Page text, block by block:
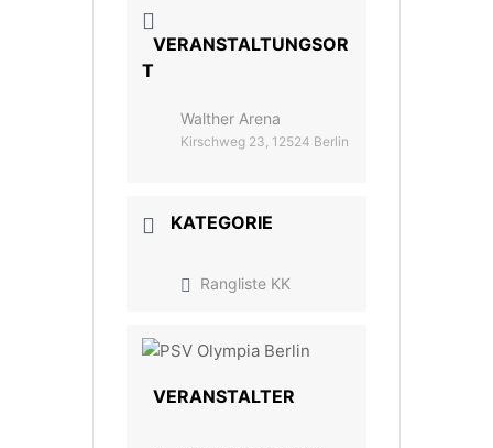
VERANSTALTUNGSOR
T
Walther Arena
Kirschweg 23, 12524 Berlin
KATEGORIE
Rangliste KK
VERANSTALTER